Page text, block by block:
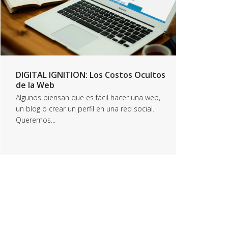
DIGITAL IGNITION: Los Costos Ocultos
de la Web
Algunos piensan que es fácil hacer una web,
un blog o crear un perfil en una red social.
Queremos...